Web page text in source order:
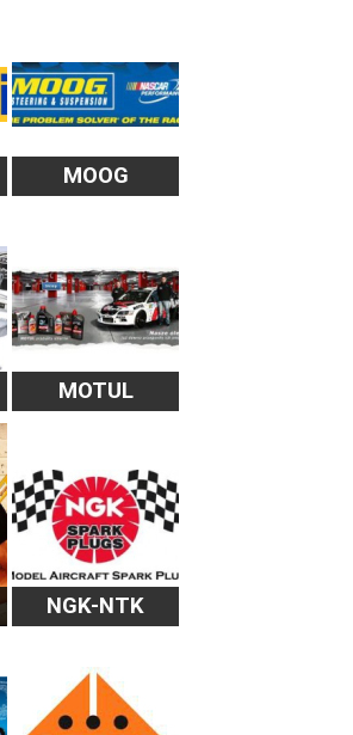
MOOG
MOTUL
NGK-NTK